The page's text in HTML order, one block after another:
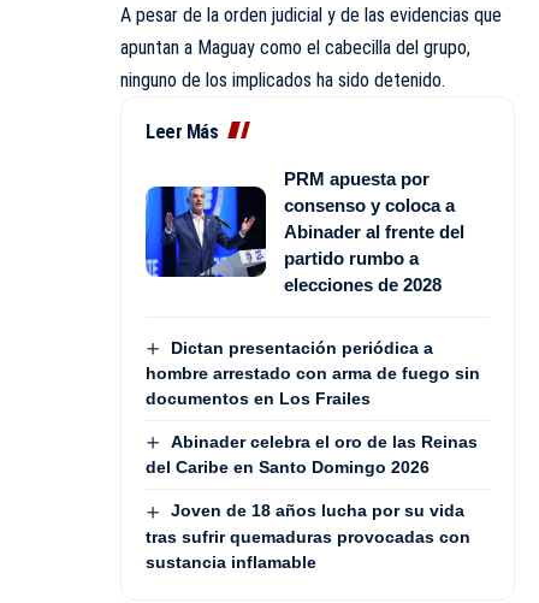
A pesar de la orden judicial y de las evidencias que
apuntan a Maguay como el cabecilla del grupo,
ninguno de los implicados ha sido detenido.
Leer Más
PRM apuesta por
consenso y coloca a
Abinader al frente del
partido rumbo a
elecciones de 2028
Dictan presentación periódica a
hombre arrestado con arma de fuego sin
documentos en Los Frailes
Abinader celebra el oro de las Reinas
del Caribe en Santo Domingo 2026
Joven de 18 años lucha por su vida
tras sufrir quemaduras provocadas con
sustancia inflamable